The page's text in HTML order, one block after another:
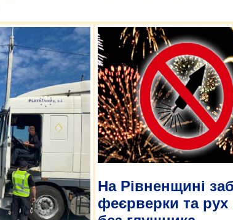
На Рівненщині
феєрверки та рух